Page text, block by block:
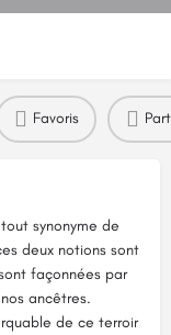
Favoris
synonyme de
deux notions sont
façonnées par
ancêtres.
de ce terroir